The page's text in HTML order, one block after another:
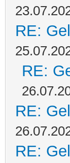
RE:
RE:
RE:
RE: